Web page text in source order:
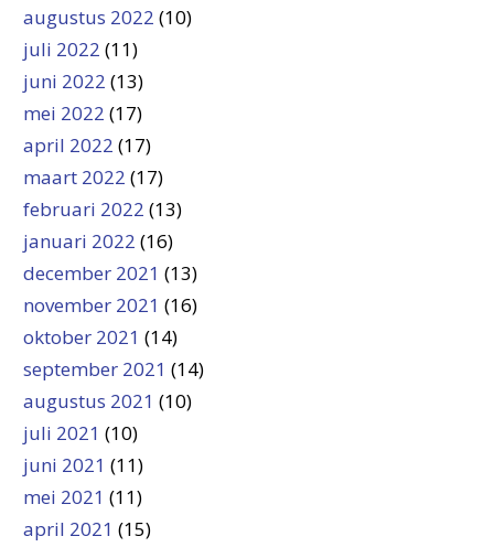
augustus 2022 (10)
juli 2022 (11)
juni 2022 (13)
mei 2022 (17)
april 2022 (17)
maart 2022 (17)
februari 2022 (13)
januari 2022 (16)
december 2021 (13)
november 2021 (16)
oktober 2021 (14)
september 2021 (14)
augustus 2021 (10)
juli 2021 (10)
juni 2021 (11)
mei 2021 (11)
april 2021 (15)